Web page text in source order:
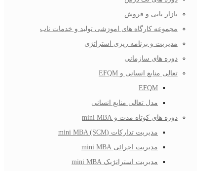
بازار یابی و فروش
مجموعه کارگاه های اموزشی تولید و خدمات ناب
مدیریت و برنامه ریزی استراتژی
دوره های سازمانی
تعالی منابع انسانی و EFQM
EFQM
مدل تعالی منابع انسانی
دوره های کوتاه مدت و mini MBA
مدیریت تدارکات (mini MBA (SCM
مدیریت اجرائی mini MBA
مدیریت استراتژیک mini MBA